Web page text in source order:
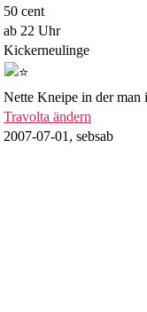
50 cent
ab 22 Uhr
Kickerneulinge
Nette Kneipe in der man
Travolta ändern
2007-07-01, sebsab